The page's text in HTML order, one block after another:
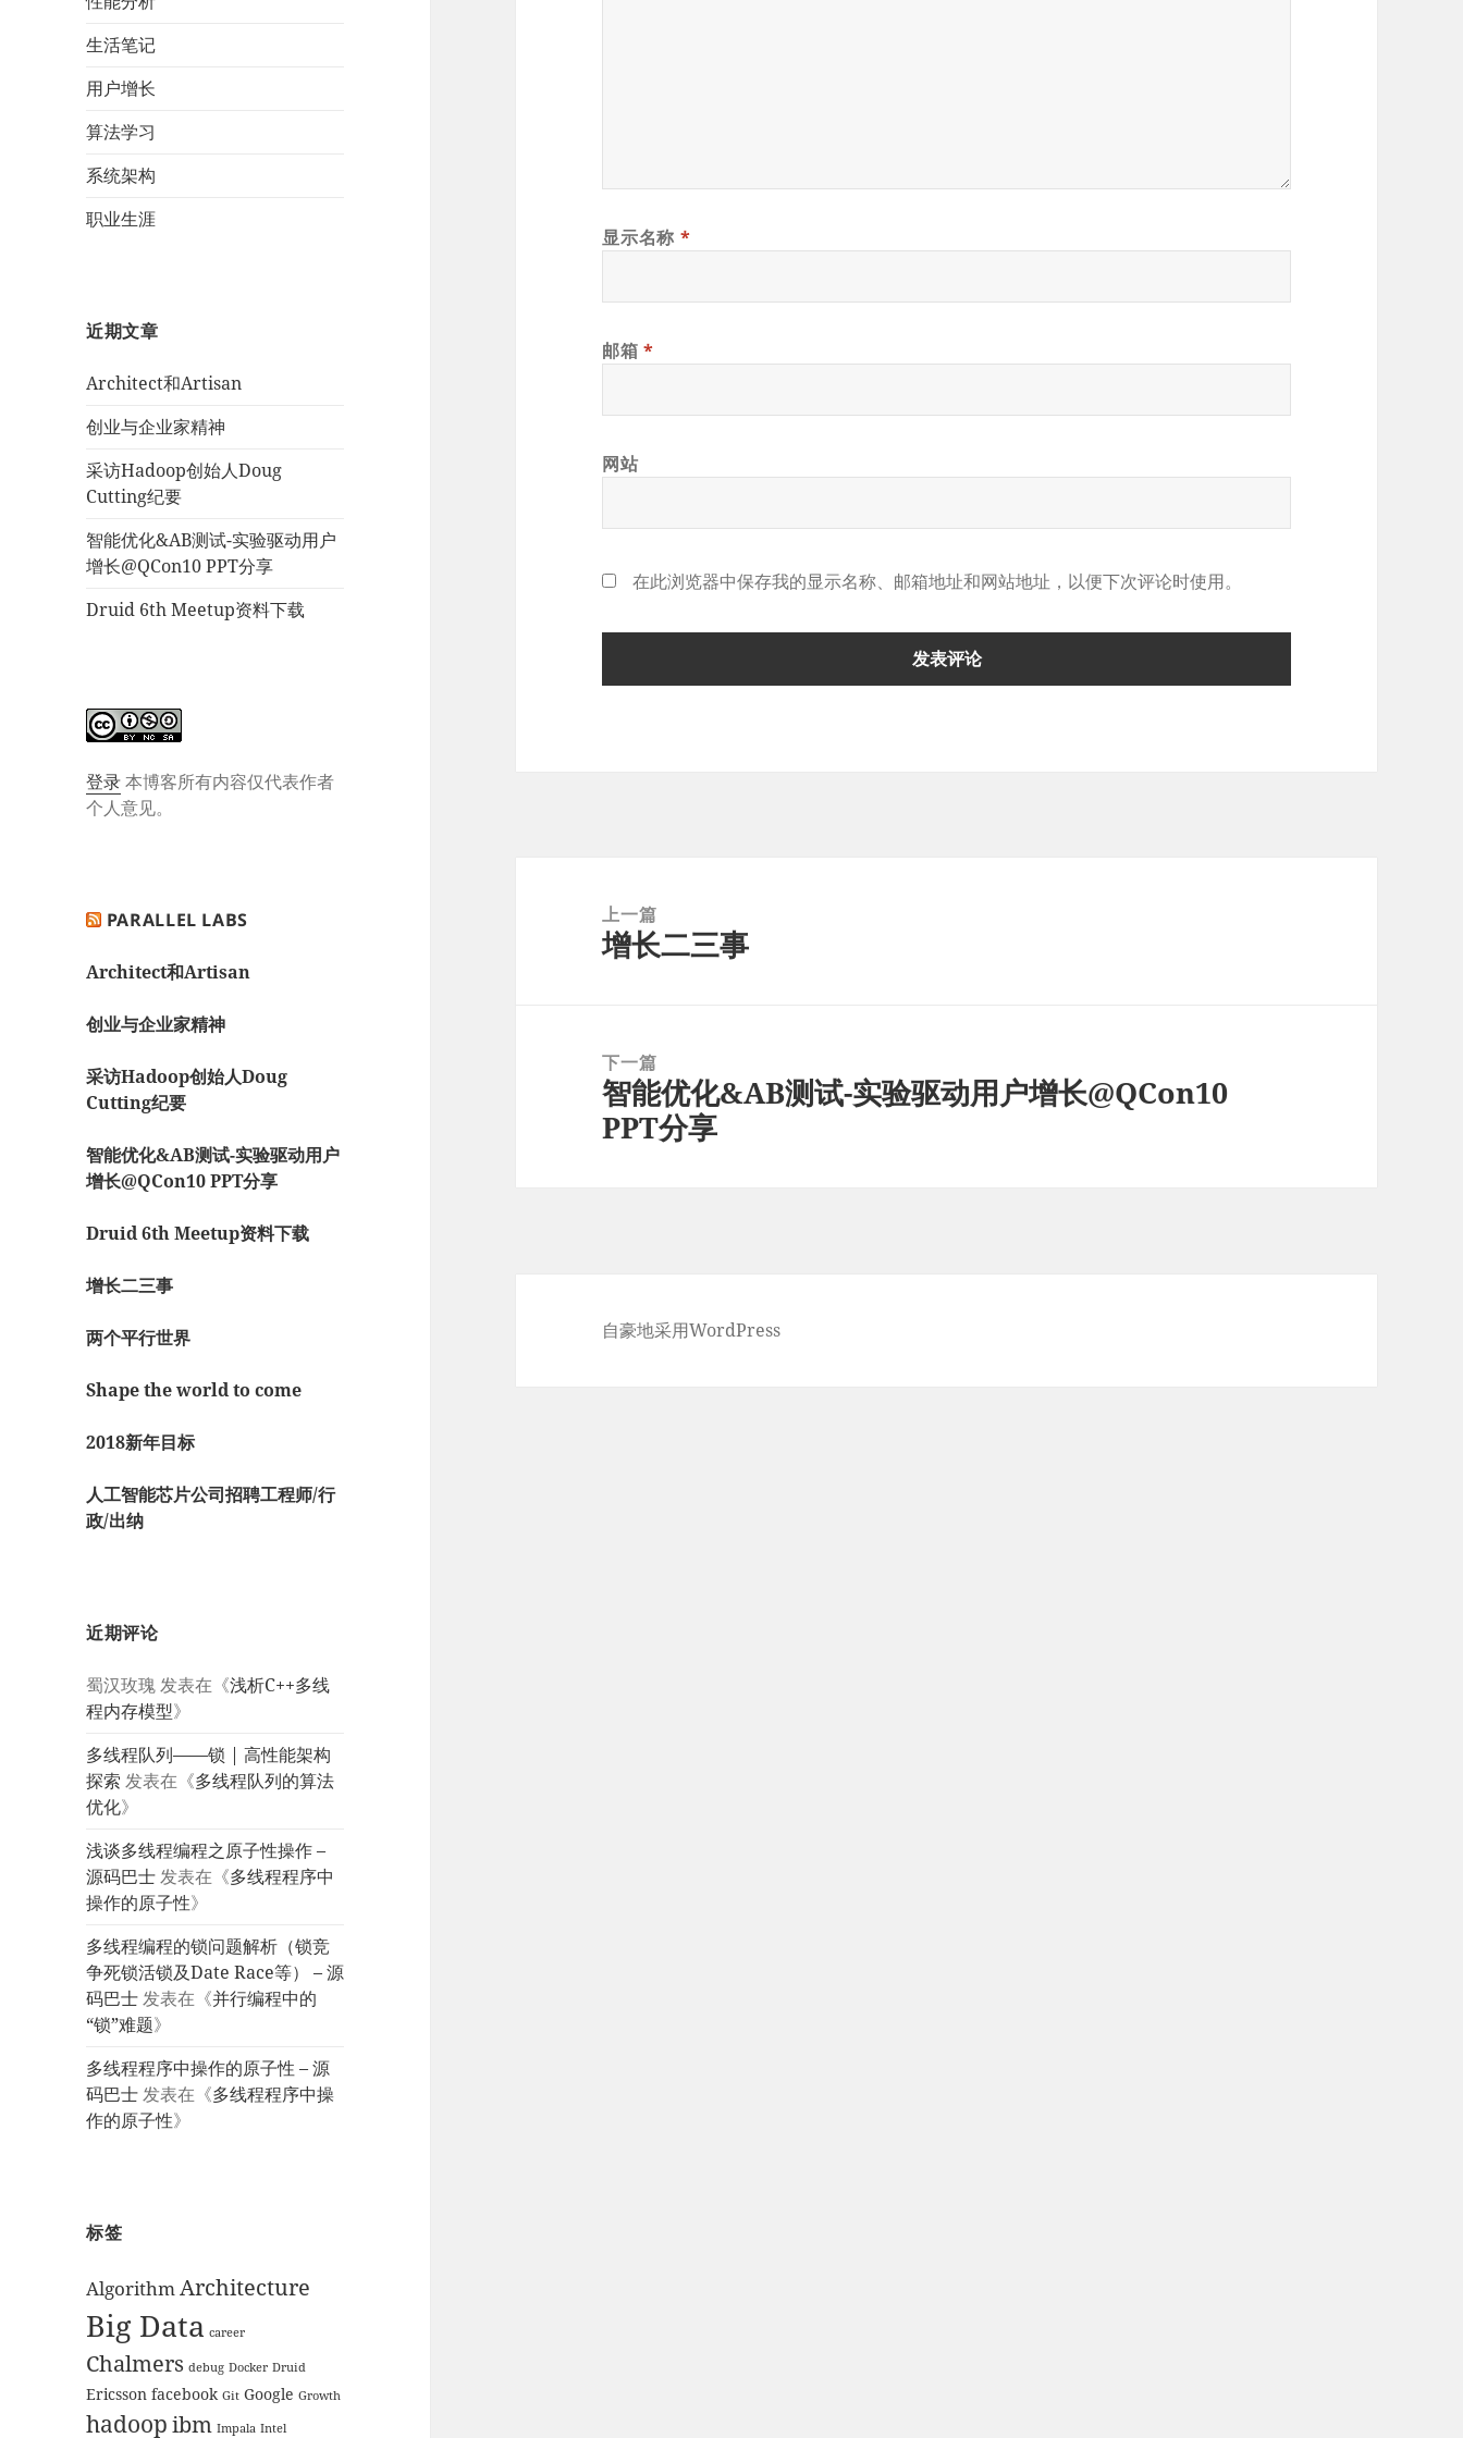
生活笔记
用户增长
算法学习
系统架构
职业生涯
近期文章
Architect和Artisan
创业与企业家精神
采访Hadoop创始人Doug
Cutting纪要
智能优化&AB测试-实验驱动用户
增长@QCon10 PPT分享
Druid 6th Meetup资料下载
登录本博客所有内容仅代表作者
个人意见。
PARALLEL LABS
Architect和Artisan
创业与企业家精神
采访Hadoop创始人Doug
Cutting纪要
智能优化&AB测试-实验驱动用户
增长@QCon10 PPT分享
Druid 6th Meetup资料下载
增长二三事
两个平行世界
Shape the world to come
2018新年目标
人工智能芯片公司招聘工程师/行
政/出纳
近期评论
蜀汉玫瑰发表在《浅析C++多线
程内存模型》
多线程队列——锁 | 高性能架构
探索 发表在《多线程队列的算法
优化》
浅谈多线程编程之原子性操作 –
源码巴士发表在《多线程程序中
操作的原子性》
多线程编程的锁问题解析（锁竞
争死锁活锁及Date Race等） – 源
码巴士发表在《并行编程中的
“锁”难题》
多线程程序中操作的原子性 – 源
码巴士发表在《多线程程序中操
作的原子性》
标签
AlgorithmArchitecture
Big Data career
Chalmers debug Docker Druid
Ericsson facebook Git Google Growth
hadoopibm Impala Intel
显示名称 *
邮箱*
网站
在此浏览器中保存我的显示名称、邮箱地址和网站地址，以便下次评论时使用。
上一篇
上
增长二三事
下一篇
下
篇
智能优化&AB测试-实验驱动用户增长@QCon10
PPT分享
自豪地采用WordPress